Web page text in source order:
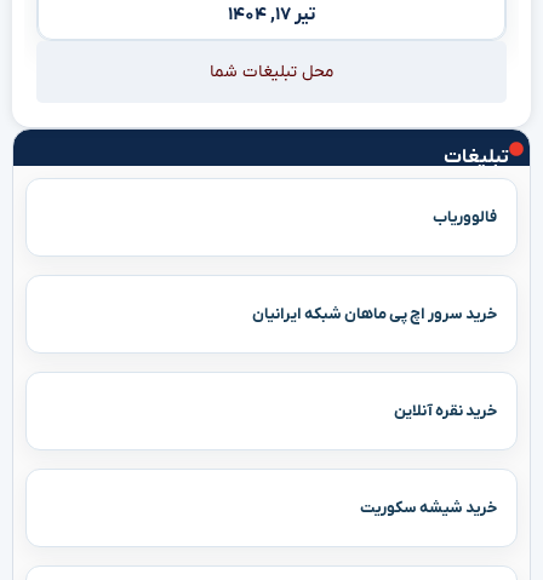
تبلیغات
فالووریاب
خرید سرور اچ پی ماهان شبکه ایرانیان
خرید نقره آنلاین
خرید شیشه سکوریت
تیر ۱۷, ۱۴۰۴
محل تبلیغات شما